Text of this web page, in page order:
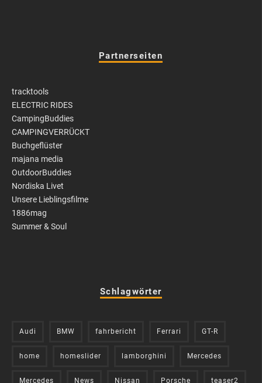
Partnerseiten
tracktools
ELECTRIC RIDES
CampingBuddies
CAMPINGVERRÜCKT
Buchgeflüster
majana media
OutdoorBuddies
Nordiska Livet
Unsere Lieblingsfilme
1886mag
Summer & Soul
Schlagwörter
Audi BMW fahrbericht Ferrari GT-R
home homeslider lamborghini Mercedes
Mercedes News Nissan Porsche teaser2